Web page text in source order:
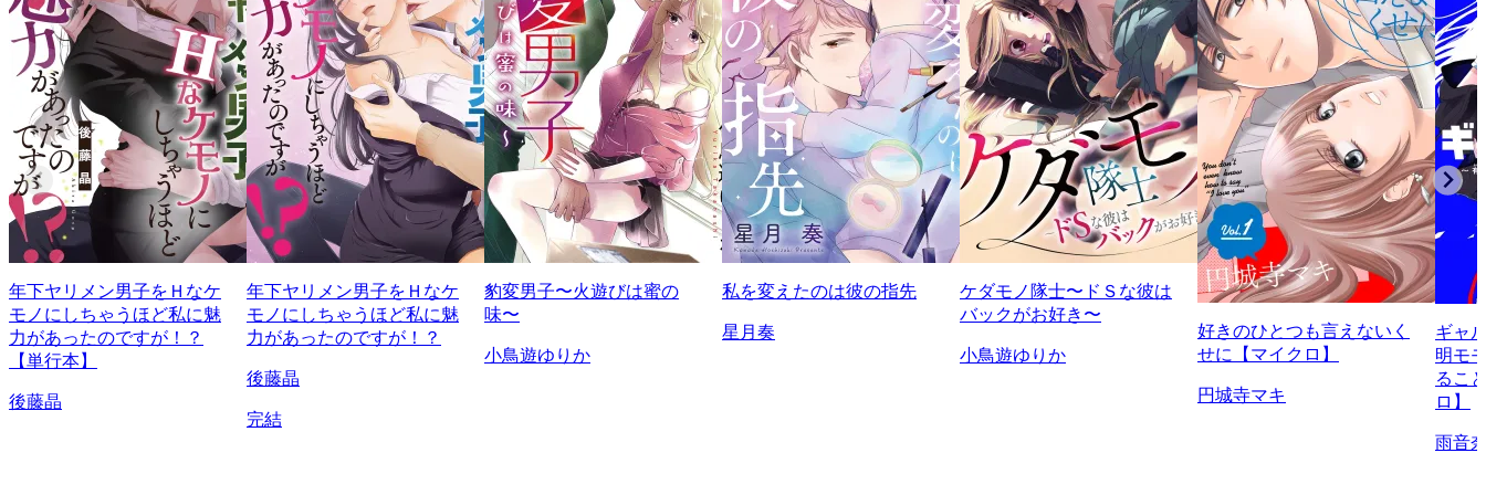
年下ヤリメン男子をＨなケ
モノにしちゃうほど私に魅
力があったのですが！？
【単行本】
後藤晶
年下ヤリメン男子をＨなケ
モノにしちゃうほど私に魅
力があったのですが！？
後藤晶
完結
豹変男子〜火遊びは蜜の
味〜
小鳥遊ゆりか
私を変えたのは彼の指先
星月奏
ケダモノ隊士〜ドＳな彼は
バックがお好き〜
小鳥遊ゆりか
好きのひとつも言えないく
せに【マイクロ】
円城寺マキ
ギャ
明モ
るこ
ロ】
雨音